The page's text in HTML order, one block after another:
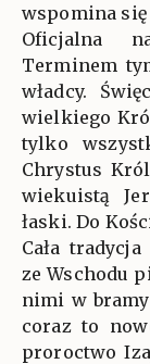
wspomina
Oficjalna
Terminem
władcy.
wielkiego
tylko
Chrystus
wiekuistą
łaski. Do
Cała
ze Wschodu
nimi w bramy
coraz to
proroctwo